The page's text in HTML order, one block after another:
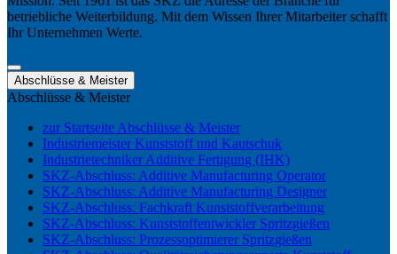
betriebliche Weiterbildung. Mit dem Wissen Ihrer Mitarbeiter schafft
Ihr Unternehmen Werte.
Abschlüsse & Meister
Abschlüsse & Meister
zur Startseite Abschlüsse & Meister
Industriemeister Kunststoff und Kautschuk
Industrietechniker Additive Fertigung (IHK)
SKZ-Abschluss: Additive Manufacturing Operator
SKZ-Abschluss: Additive Manufacturing Designer
SKZ-Abschluss: Fachkraft Kunststoffverarbeitung
SKZ-Abschluss: Kunststoffentwickler Spritzgießen
SKZ-Abschluss: Prozessoptimierer Spritzgießen